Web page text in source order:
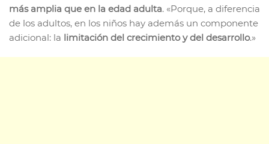
más amplia que en la edad adulta. «Porque, a diferencia
de los adultos, en los niños hay además un componente
adicional: la limitación del crecimiento y del desarrollo.»